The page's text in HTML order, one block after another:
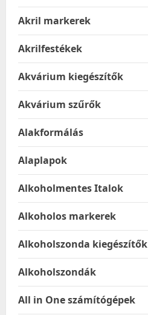
Akril markerek
Akrilfestékek
Akvárium kiegészítők
Akvárium szűrők
Alakformálás
Alaplapok
Alkoholmentes Italok
Alkoholos markerek
Alkoholszonda kiegészítők
Alkoholszondák
All in One számítógépek